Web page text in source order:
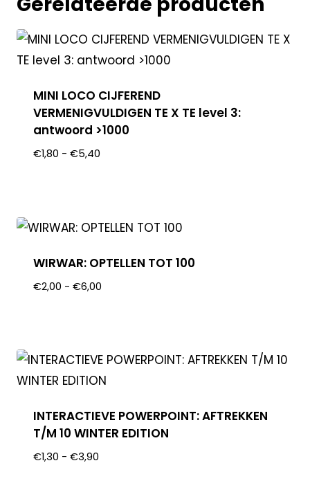
MINI LOCO CIJFEREND
VERMENIGVULDIGEN TE X TE level 3:
antwoord >1000
€1,80 - €5,40
WIRWAR: OPTELLEN TOT 100
€2,00 - €6,00
INTERACTIEVE POWERPOINT: AFTREKKEN
T/M 10 WINTER EDITION
€1,30 - €3,90